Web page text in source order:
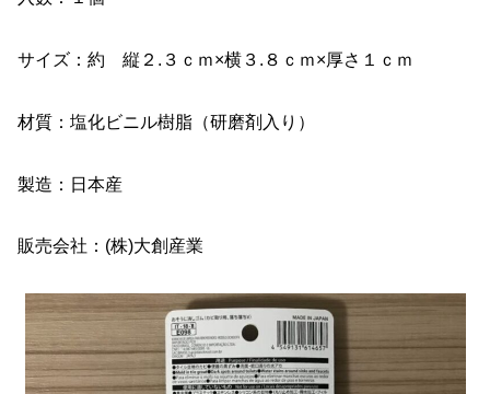
サイズ：約 縦２.３ｃｍ×横３.８ｃｍ×厚さ１ｃｍ
材質：塩化ビニル樹脂（研磨剤入り）
製造：日本産
販売会社：(株)大創産業